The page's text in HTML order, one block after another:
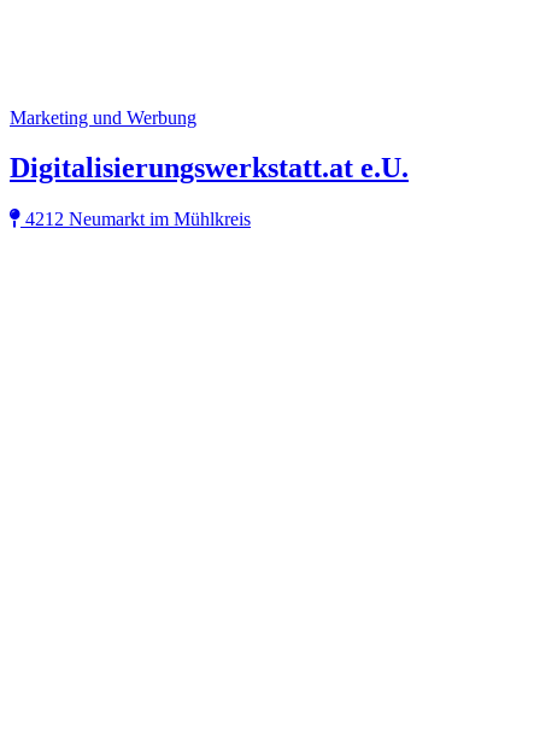
Marketing und Werbung
Digitalisierungswerkstatt.at e.U.
4212 Neumarkt im Mühlkreis